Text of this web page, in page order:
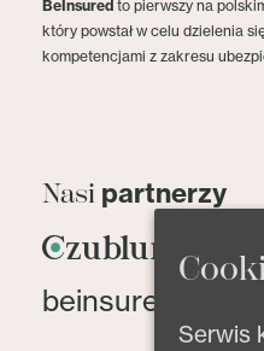
BeInsured to pierwszy na
który powstał w celu dzielenia
kompetencjami z zakresu
Nasi partnerzy
Serwis